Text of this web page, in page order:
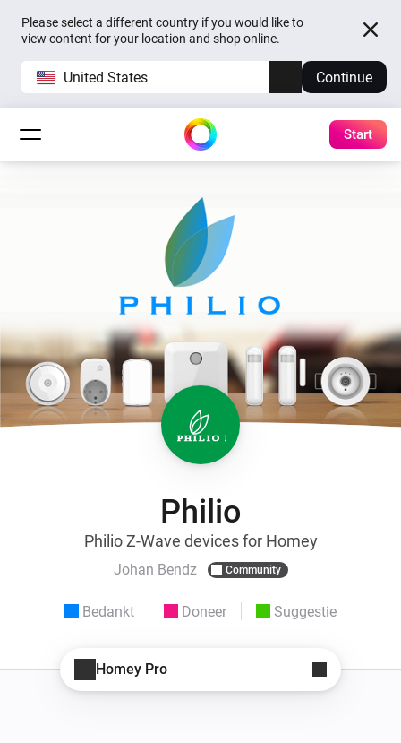
Please select a different country if you would like to
view content for your location and shop online.
United States Continue
Start
Philio
Philio Z-Wave devices for Homey
Johan Bendz Community
Bedankt Doneer Suggestie
Homey Pro